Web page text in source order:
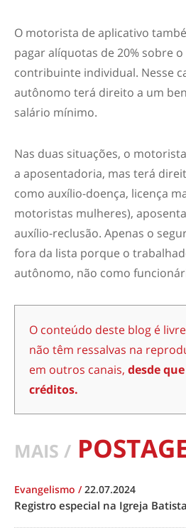
O motorista de aplicativo
pagar alíquotas de 20% sobre
contribuinte individual. Nesse
autônomo terá direito a um
salário mínimo.
Nas duas situações, o
a aposentadoria, mas terá
como auxílio-doença, licença
motoristas mulheres),
auxílio-reclusão. Apenas o
fora da lista porque o
autônomo, não como
O conteúdo deste blog é
não têm ressalvas na
em outros canais, desde
créditos.
MAIS /
Evangelismo /22.07.2024
Registro especial na Igreja